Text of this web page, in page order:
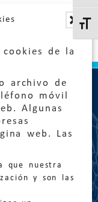
de la
archivo de
móvil
Algunas
web. Las
que nuestra
y son las